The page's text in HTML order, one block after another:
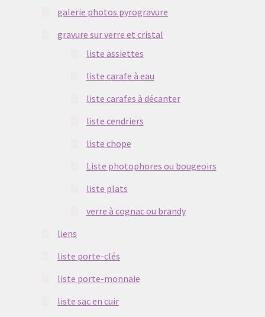
galerie photos pyrogravure
gravure sur verre et cristal
liste assiettes
liste carafe à eau
liste carafes à décanter
liste cendriers
liste chope
Liste photophores ou bougeoirs
liste plats
verre à cognac ou brandy
liens
liste porte-clés
liste porte-monnaie
liste sac en cuir